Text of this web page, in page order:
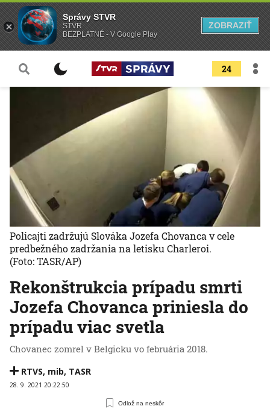
24
Rekonštrukcia prípadu smrti
Jozefa Chovanca priniesla do
prípadu viac svetla
Chovanec zomrel v Belgicku vo februária 2018.
RTVS, mib, TASR
28. 9. 2021 20:22:50
Odlož na neskôr
Policajti zadržujú Slováka Jozefa Chovanca v cele
predbežného zadržania na letisku Charleroi.
(Foto: TASR/AP)
Správy STVR
STVR
BEZPLATNÉ - V Google Play
ZOBRAZIŤ